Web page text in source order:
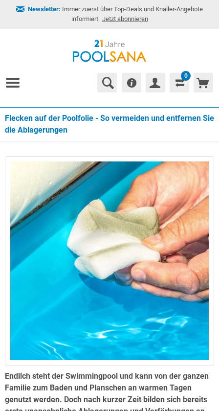
Newsletter: Immer zuerst über Top-Deals und Knaller-Angebote
informiert. Jetzt abonnieren
0
Flecken auf der Poolfolie - So vermeiden und entfernen Sie
die Ablagerungen
Endlich steht der Swimmingpool und kann von der ganzen
Familie zum Baden und Planschen an warmen Tagen
genutzt werden. Doch nach kurzer Zeit bilden sich bereits